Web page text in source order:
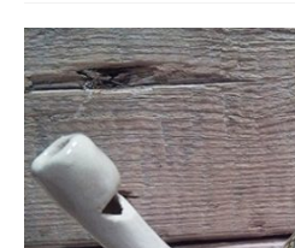
Sklep
Kim jesteśmy?
Kontakt
Deutsch